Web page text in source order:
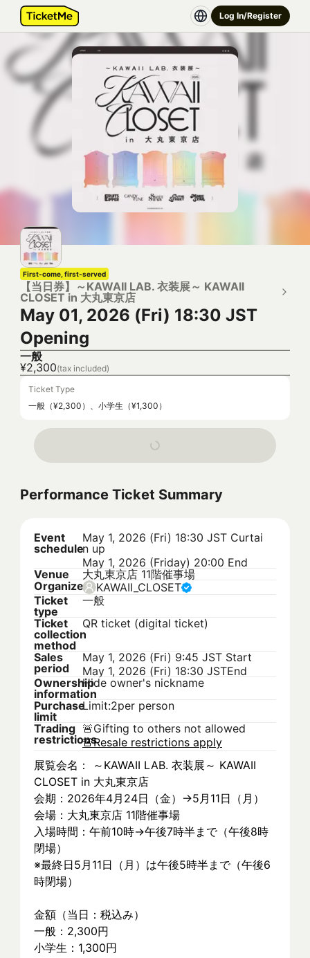
Log In/Register
First-come, first-served
【当日券】～KAWAII LAB. 衣装展～ KAWAII
CLOSET in 大丸東京店
May 01, 2026 (Fri) 18:30 JST
Opening
一般
¥2,300(tax included)
Ticket Type
一般（¥2,300）、小学生（¥1,300）
Performance Ticket Summary
Event
schedule
May 1, 2026 (Fri) 18:30 JST Curtai
n up
May 1, 2026 (Friday) 20:00 End
Venue
大丸東京店 11階催事場
Organizer KAWAII_CLOSET
Ticket
type
一般
Ticket
collection
method
QR ticket (digital ticket)
Sales
period
May 1, 2026 (Fri) 9:45 JST Start
May 1, 2026 (Fri) 18:30 JSTEnd
Ownership
information
Hide owner's nickname
Purchase
limit
Limit:2per person
Trading
restrictions
🚨Gifting to others not allowed
🚨Resale restrictions apply
展覧会名： ～KAWAII LAB. 衣装展～ KAWAII
CLOSET in 大丸東京店
会期：2026年4月24日（金）→5月11日（月）
会場：大丸東京店 11階催事場
入場時間：午前10時→午後7時半まで（午後8時
閉場）
※最終日5月11日（月）は午後5時半まで（午後6
時閉場）
金額（当日：税込み）
一般：2,300円
小学生：1,300円